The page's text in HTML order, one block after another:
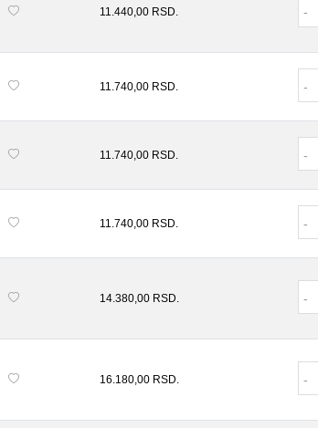
11.440,00 RSD. -
11.740,00 RSD. -
11.740,00 RSD. -
11.740,00 RSD. -
14.380,00 RSD. -
16.180,00 RSD. -